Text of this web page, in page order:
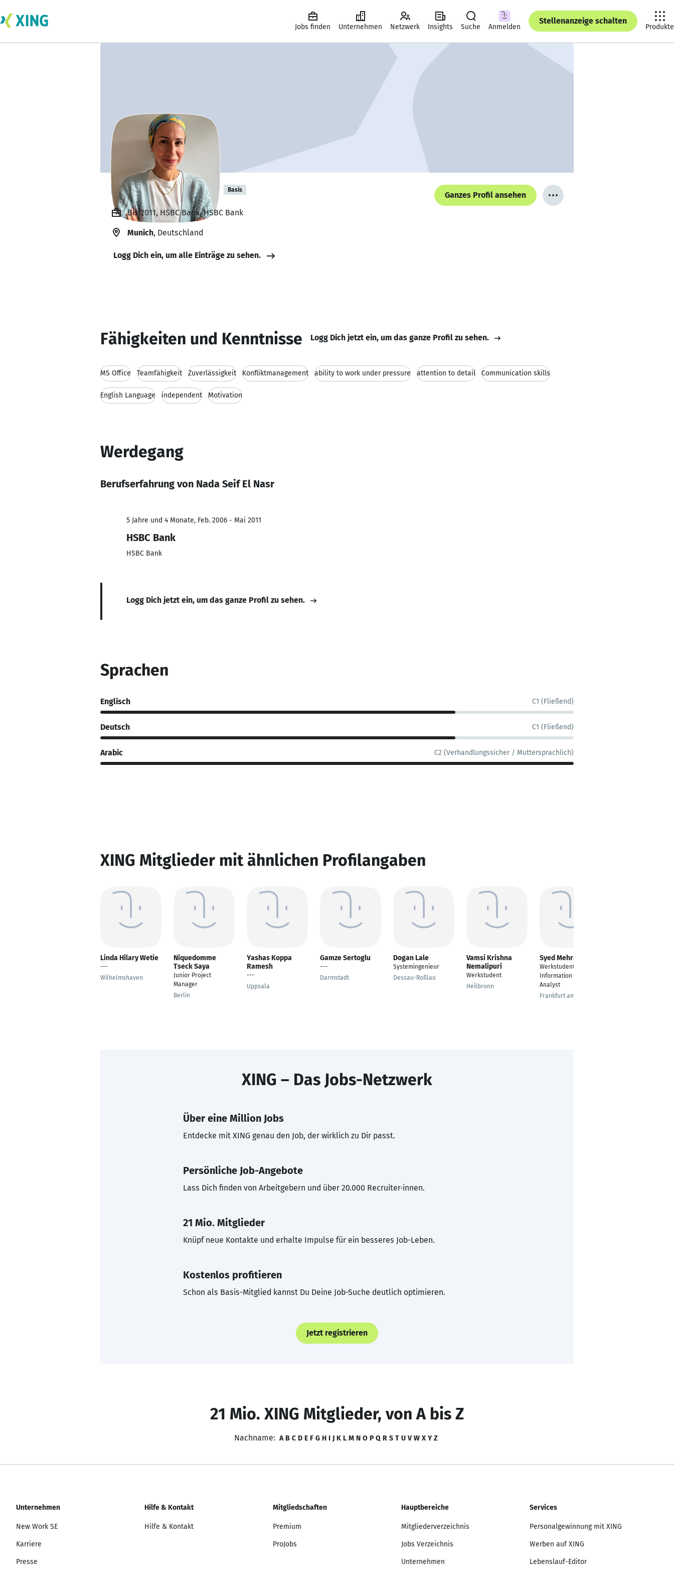
Jobs finden Unternehmen Netzwerk Insights Suche Anmelden
Stellenanzeige schalten
Produkte
Nada Seif El Nasr Basis
Ganzes Profil ansehen
Bis 2011, HSBC Bank, HSBC Bank
Munich, Deutschland
Logg Dich ein, um alle Einträge zu sehen.
Fähigkeiten und Kenntnisse Logg Dich jetzt ein, um das ganze Profil zu sehen.
MS Office Teamfähigkeit Zuverlässigkeit Konfliktmanagement ability to work under pressure attention to detail Communication skills
English Language independent Motivation
Werdegang
Berufserfahrung von Nada Seif El Nasr
5 Jahre und 4 Monate, Feb. 2006 - Mai 2011
HSBC Bank
HSBC Bank
Logg Dich jetzt ein, um das ganze Profil zu sehen.
Sprachen
Englisch C1 (Fließend)
Deutsch C1 (Fließend)
Arabic C2 (Verhandlungssicher / Muttersprachlich)
XING Mitglieder mit ähnlichen Profilangaben
Linda Hilary Wetie
---
Wilhelmshaven
Niquedomme
Tseck Saya
Junior Project
Manager
Berlin
Yashas Koppa
Ramesh
---
Uppsala
Gamze Sertoglu
---
Darmstadt
Dogan Lale
Systemingenieur
Dessau-Roßlau
Vamsi Krishna
Nemalipuri
Werkstudent
Heilbronn
Syed Mehran Raza
Werkstudent -
Information Security
Analyst
Frankfurt am Main
XING – Das Jobs-Netzwerk
Über eine Million Jobs
Entdecke mit XING genau den Job, der wirklich zu Dir passt.
Persönliche Job-Angebote
Lass Dich finden von Arbeitgebern und über 20.000 Recruiter·innen.
21 Mio. Mitglieder
Knüpf neue Kontakte und erhalte Impulse für ein besseres Job-Leben.
Kostenlos profitieren
Schon als Basis-Mitglied kannst Du Deine Job-Suche deutlich optimieren.
Jetzt registrieren
21 Mio. XING Mitglieder, von A bis Z
Nachname: A B C D E F G H I J K L M N O P Q R S T U V W X Y Z
Unternehmen
New Work SE
Karriere
Presse
Hilfe & Kontakt
Hilfe & Kontakt
Mitgliedschaften
Premium
ProJobs
Hauptbereiche
Mitgliederverzeichnis
Jobs Verzeichnis
Unternehmen
Services
Personalgewinnung mit XING
Werben auf XING
Lebenslauf-Editor